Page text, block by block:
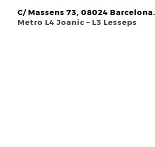
C/ Massens 73, 08024 Barcelona.
Metro L4 Joanic – L3 Lesseps